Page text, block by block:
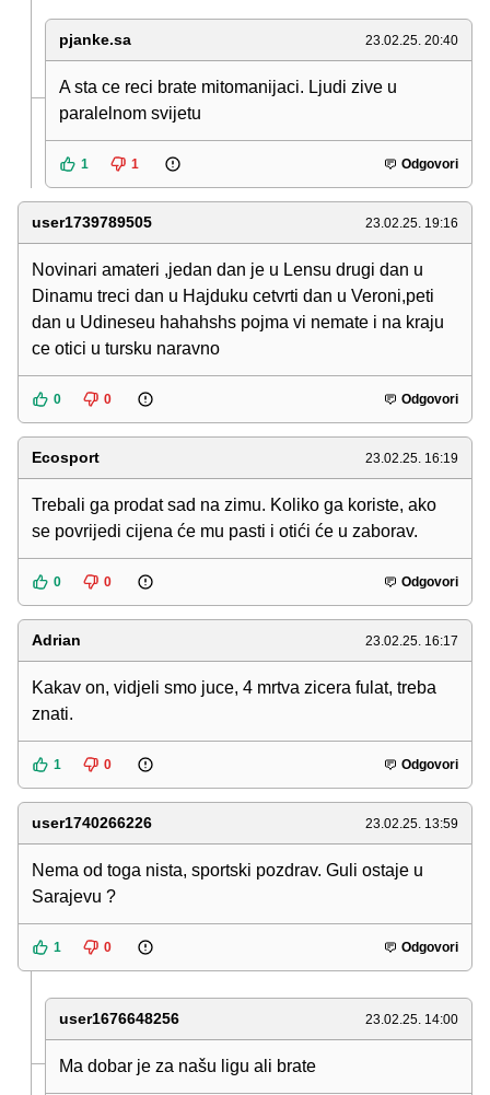
pjanke.sa 23.02.25. 20:40
A sta ce reci brate mitomanijaci. Ljudi zive u
paralelnom svijetu
1 1 Odgovori
user1739789505 23.02.25. 19:16
Novinari amateri ,jedan dan je u Lensu drugi dan u
Dinamu treci dan u Hajduku cetvrti dan u Veroni,peti
dan u Udineseu hahahshs pojma vi nemate i na kraju
ce otici u tursku naravno
0 0 Odgovori
Ecosport 23.02.25. 16:19
Trebali ga prodat sad na zimu. Koliko ga koriste, ako
se povrijedi cijena će mu pasti i otići će u zaborav.
0 0 Odgovori
Adrian 23.02.25. 16:17
Kakav on, vidjeli smo juce, 4 mrtva zicera fulat, treba
znati.
1 0 Odgovori
user1740266226 23.02.25. 13:59
Nema od toga nista, sportski pozdrav. Guli ostaje u
Sarajevu ?
1 0 Odgovori
user1676648256 23.02.25. 14:00
Ma dobar je za našu ligu ali brate